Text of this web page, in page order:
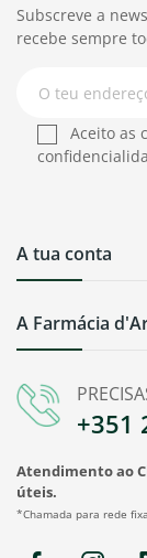
+351
Atendimento ao
úteis.
*Chamada para rede
A Farmácia
A tua conta
Subscreve a
recebe sempre
Aceito as